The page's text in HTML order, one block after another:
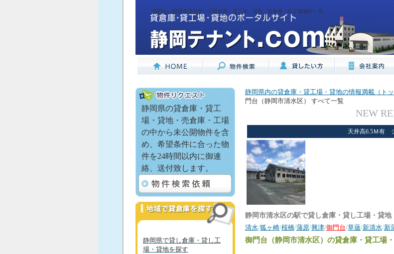
御門台（静岡市清水区）の貸倉庫・貸工場・貸地・売倉庫・売工場|物件一覧。
静岡県の貸倉庫・貸工
場・貸地・売倉庫・工場
の中から未公開物件を含
め、希望条件に合った物
件を24時間以内に御連
絡、送付致します。
静岡県で貸し倉庫・貸し工
場・貸地を探す
静岡県内の貸倉庫・貸工場・貸地の情報満載（ト
門台（静岡市清水区） すべて一覧
NEW
天井高6.5Ｍ有
静岡市清水区の駅で貸し倉庫・貸し工場・貸
清水/狐ヶ崎/桜橋/蒲原/興津/御門台/草薙/新清水/新
御門台（静岡市清水区） の貸倉庫・貸工場